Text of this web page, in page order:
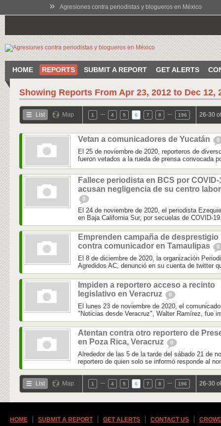
» Agresiones contra periodistas y blogueros en México
HOME REPORTS SUBMIT A REPORT GET ALERTS
Showing Reports From Apr 23, 2012 to Dec 12,
List Map 1 4 5 6 7 8 196 26-30
Vetan a comunicadores de Yucatán 0
El 25 de noviembre de 2020, reporteros de
fueron vetados a la rueda de prensa convocada
Fallece periodista en BCS por COVID-
acusan negligencia de su centro
0
El 24 de noviembre de 2020, el periodista
en Baja California Sur, por secuelas de COVID-
Emprenden campaña de desprestigio
contra comunicador en Tamaulipas
0
El 8 de diciembre de 2020, la organización
Agredidos AC, denunció en su cuenta de twitter
Impiden a reportero acceso a recinto
legislativo en Veracruz
0
El lunes 23 de noviembre de 2020, el
"Noticias desde Veracruz", Walter Ramírez, fue
Atentan contra otro reportero de
en Poza Rica, Veracruz
0
Alrededor de las 5 de la tarde del sábado 21 de
reportero de quien solo se informó responde al
List Map 1 4 5 6 7 8 196 26-30
HOME SUBMIT A REPORT GET ALERTS CONTACT US